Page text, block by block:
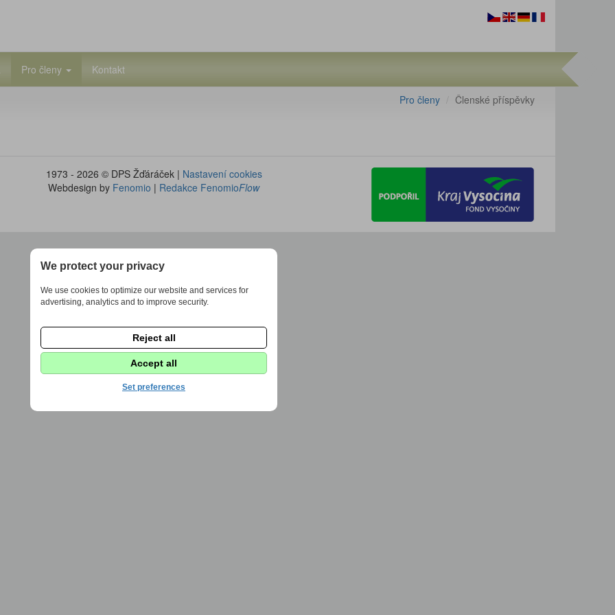
Pro členy Kontakt
Pro členy Členské příspěvky
1973 - 2026 © DPS Žďáráček | Nastavení cookies
Webdesign by Fenomio | Redakce FenomioFlow
We protect your privacy
We use cookies to optimize our website and services for
advertising, analytics and to improve security.
Reject all
Accept all
Set preferences